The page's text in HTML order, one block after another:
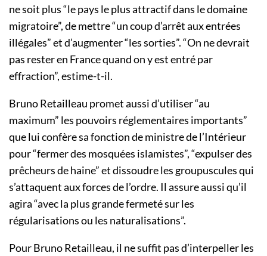
ne soit plus “le pays le plus attractif dans le domaine
migratoire”, de mettre “un coup d’arrêt aux entrées
illégales” et d’augmenter “les sorties”. “On ne devrait
pas rester en France quand on y est entré par
effraction”, estime-t-il.
Bruno Retailleau promet aussi d’utiliser “au
maximum” les pouvoirs réglementaires importants”
que lui confère sa fonction de ministre de l’Intérieur
pour “fermer des mosquées islamistes”, “expulser des
prêcheurs de haine” et dissoudre les groupuscules qui
s’attaquent aux forces de l’ordre. Il assure aussi qu’il
agira “avec la plus grande fermeté sur les
régularisations ou les naturalisations”.
Pour Bruno Retailleau, il ne suffit pas d’interpeller les